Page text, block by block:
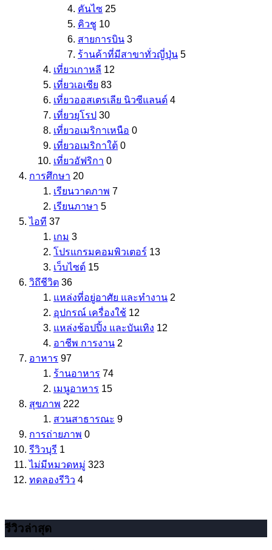
คันไซ 25
คิวชู 10
สายการบิน 3
ร้านค้าที่มีสาขาทั่วญี่ปุ่น 5
เที่ยวเกาหลี 12
เที่ยวเอเซีย 83
เที่ยวออสเตรเลีย นิวซีแลนด์ 4
เที่ยวยุโรป 30
เที่ยวอเมริกาเหนือ 0
เที่ยวอเมริกาใต้ 0
เที่ยวอัฟริกา 0
การศึกษา 20
เรียนวาดภาพ 7
เรียนภาษา 5
ไอที 37
เกม 3
โปรแกรมคอมพิวเตอร์ 13
เว็บไซต์ 15
วิถึชีวิต 36
แหล่งที่อยู่อาศัย และทำงาน 2
อุปกรณ์ เครื่องใช้ 12
แหล่งช้อปปิ้ง และบันเทิง 12
อาชีพ การงาน 2
อาหาร 97
ร้านอาหาร 74
เมนูอาหาร 15
สุขภาพ 222
สวนสาธารณะ 9
การถ่ายภาพ 0
รีวิวบุรี 1
ไม่มีหมวดหมู่ 323
ทดลองรีวิว 4
รีวิวล่าสุด